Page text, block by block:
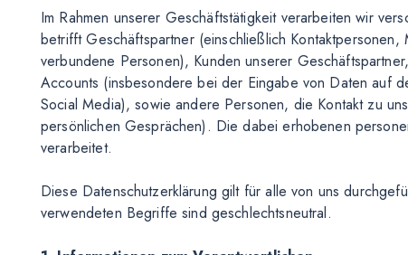
Im Rahmen unserer Geschäftstätigkeit verarbeiten wir
betrifft Geschäftspartner (einschließlich
verbundene Personen), Kunden unserer
Accounts (insbesondere bei der Eingabe von Daten auf
Social Media), sowie andere Personen, die Kontakt zu
persönlichen Gesprächen). Die dabei erhobenen
verarbeitet.
Diese Datenschutzerklärung gilt für alle von uns
verwendeten Begriffe sind geschlechtsneutral.